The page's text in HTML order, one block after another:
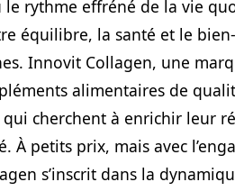
le rythme effréné de la vie
équilibre, la santé et le
Innovit Collagen, une
alimentaires de
cherchent à enrichir leur
À petits prix, mais avec
s’inscrit dans la